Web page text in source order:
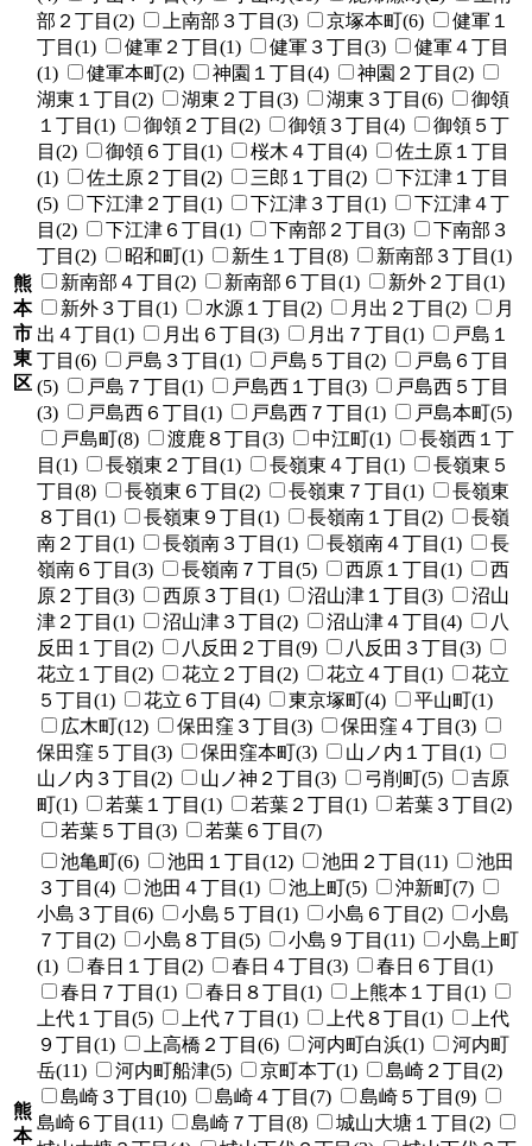
熊
本
市
東
区
部２丁目(2)
上南部３丁目(3) 京塚本町(6)
健軍１
丁目(1)
健軍２丁目(1) 健軍３丁目(3)
健軍４丁目
(1)
健軍本町(2) 神園１丁目(4)
神園２丁目(2)
湖東１丁目(2)
湖東２丁目(3) 湖東３丁目(6)
御領
１丁目(1)
御領２丁目(2) 御領３丁目(4)
御領５丁
目(2)
御領６丁目(1) 桜木４丁目(4)
佐土原１丁目
(1)
佐土原２丁目(2) 三郎１丁目(2)
下江津１丁目
(5)
下江津２丁目(1) 下江津３丁目(1)
下江津４丁
目(2)
下江津６丁目(1) 下南部２丁目(3)
下南部３
丁目(2)
昭和町(1) 新生１丁目(8)
新南部３丁目(1)
新南部４丁目(2)
新南部６丁目(1)
新外２丁目(1)
新外３丁目(1)
水源１丁目(2) 月出２丁目(2)
月
出４丁目(1)
月出６丁目(3) 月出７丁目(1)
戸島１
丁目(6)
戸島３丁目(1) 戸島５丁目(2)
戸島６丁目
(5)
戸島７丁目(1) 戸島西１丁目(3)
戸島西５丁目
(3)
戸島西６丁目(1) 戸島西７丁目(1)
戸島本町(5)
戸島町(8)
渡鹿８丁目(3) 中江町(1)
長嶺西１丁
目(1)
長嶺東２丁目(1) 長嶺東４丁目(1)
長嶺東５
丁目(8)
長嶺東６丁目(2) 長嶺東７丁目(1)
長嶺東
８丁目(1)
長嶺東９丁目(1) 長嶺南１丁目(2)
長嶺
南２丁目(1)
長嶺南３丁目(1) 長嶺南４丁目(1)
長
嶺南６丁目(3)
長嶺南７丁目(5) 西原１丁目(1)
西
原２丁目(3)
西原３丁目(1) 沼山津１丁目(3)
沼山
津２丁目(1)
沼山津３丁目(2) 沼山津４丁目(4)
八
反田１丁目(2)
八反田２丁目(9)
八反田３丁目(3)
花立１丁目(2)
花立２丁目(2) 花立４丁目(1)
花立
５丁目(1)
花立６丁目(4) 東京塚町(4)
平山町(1)
広木町(12)
保田窪３丁目(3)
保田窪４丁目(3)
保田窪５丁目(3)
保田窪本町(3)
山ノ内１丁目(1)
山ノ内３丁目(2)
山ノ神２丁目(3) 弓削町(5)
吉原
町(1)
若葉１丁目(1) 若葉２丁目(1)
若葉３丁目(2)
若葉５丁目(3)
若葉６丁目(7)
熊
本
池亀町(6) 池田１丁目(12) 池田２丁目(11)
池田
３丁目(4)
池田４丁目(1) 池上町(5)
沖新町(7)
小島３丁目(6)
小島５丁目(1) 小島６丁目(2)
小島
７丁目(2)
小島８丁目(5) 小島９丁目(11)
小島上町
(1)
春日１丁目(2) 春日４丁目(3)
春日６丁目(1)
春日７丁目(1)
春日８丁目(1)
上熊本１丁目(1)
上代１丁目(5)
上代７丁目(1) 上代８丁目(1)
上代
９丁目(1)
上高橋２丁目(6) 河内町白浜(1)
河内町
岳(11)
河内町船津(5) 京町本丁(1)
島崎２丁目(2)
島崎３丁目(10)
島崎４丁目(7)
島崎５丁目(9)
島崎６丁目(11)
島崎７丁目(8)
城山大塘１丁目(2)